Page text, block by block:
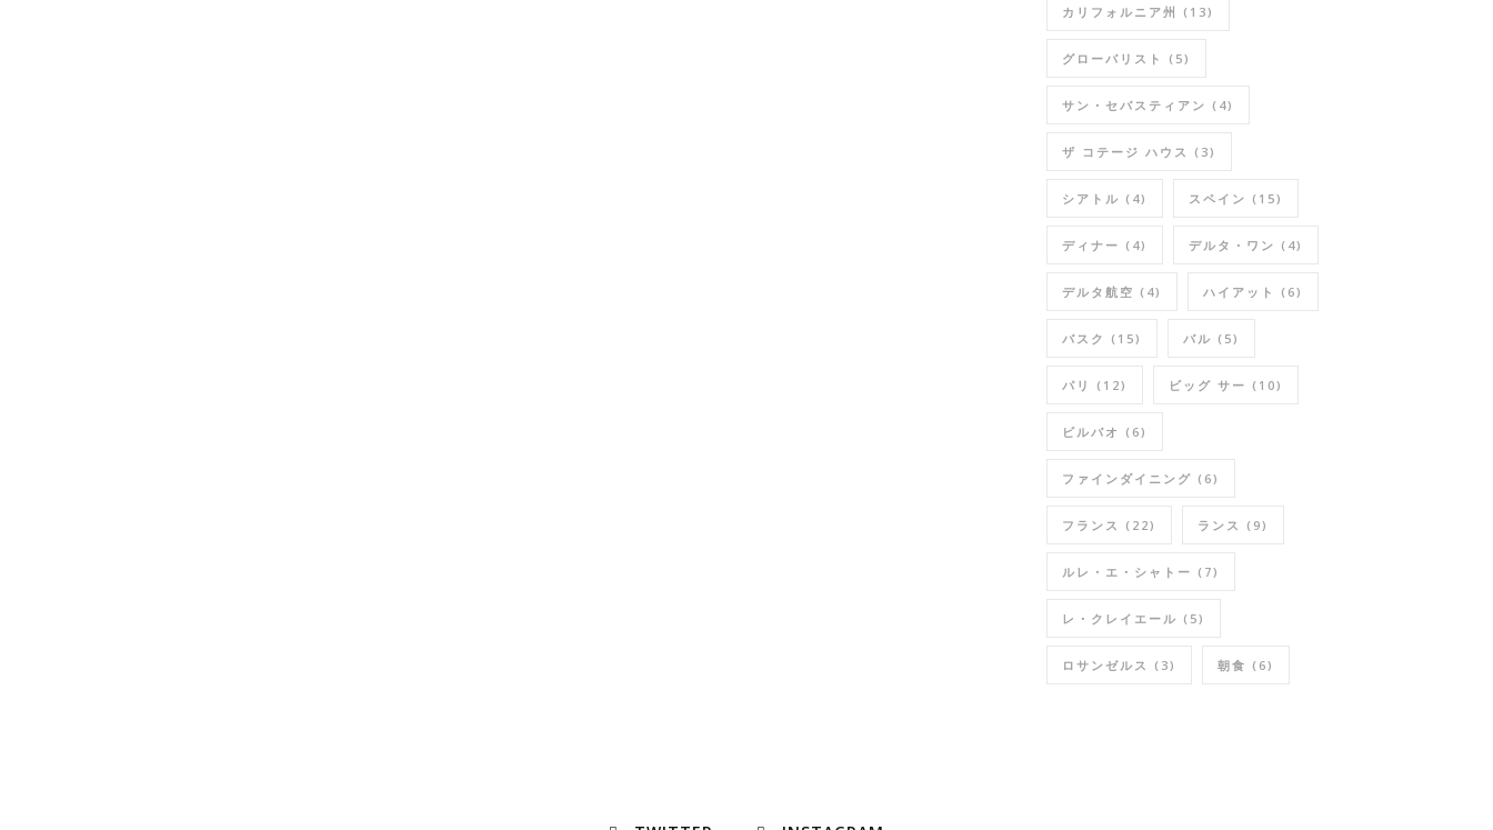
カリフォルニア州 (13)
グローバリスト (5)
サン・セバスティアン (4)
ザ コテージ ハウス (3)
シアトル (4) スペイン (15)
ディナー (4) デルタ・ワン (4)
デルタ航空 (4) ハイアット (6)
バスク (15) バル (5)
パリ (12) ビッグ サー (10)
ビルバオ (6)
ファインダイニング (6)
フランス (22) ランス (9)
ルレ・エ・シャトー (7)
レ・クレイエール (5)
ロサンゼルス (3) 朝食 (6)